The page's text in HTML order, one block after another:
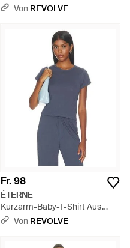
Logo - Weiß
Von REVOLVE
Fr. 98
ÉTERNE
Kurzarm-Baby-T-Shirt Aus
Baumwolle - Blau
Von REVOLVE